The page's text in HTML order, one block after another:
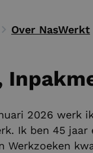
Over NasWerkt
2026 werk
Ik ben 45 jaar
Werkzoeken